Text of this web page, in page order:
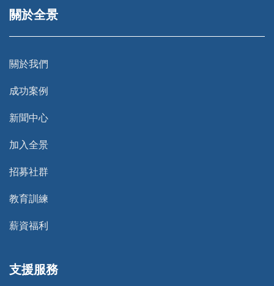
關於全景
關於我們
成功案例
新聞中心
加入全景
招募社群
教育訓練
薪資福利
支援服務